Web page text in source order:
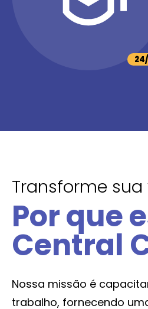
Transforme sua
Por que
Central
Nossa missão é
trabalho, fornecendo